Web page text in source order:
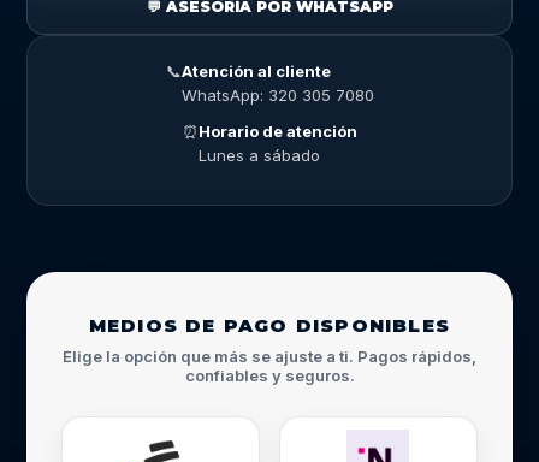
💬 ASESORÍA POR WHATSAPP
📞Atención al cliente
WhatsApp: 320 305 7080
⏰Horario de atención
Lunes a sábado
MEDIOS DE PAGO DISPONIBLES
Elige la opción que más se ajuste a ti. Pagos rápidos,
confiables y seguros.